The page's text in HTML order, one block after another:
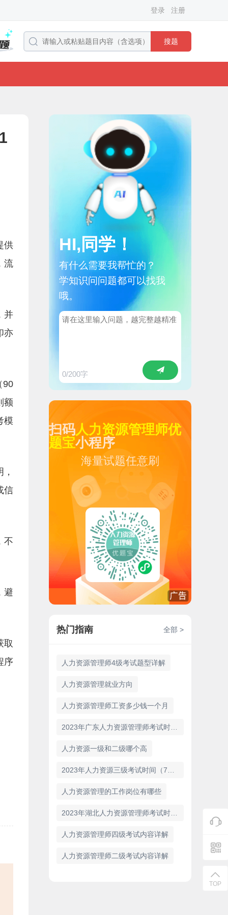
登录 注册
搜题
供
流
并
亦
90
额
模
信
不
避
取
序
HI,同学！
有什么需要我帮忙的？
学知识问问题都可以找我
哦。
0/200字
扫码人力资源管理师优
题宝小程序
海量试题任意刷
热门指南 全部 >
人力资源管理师4级考试题型详解
人力资源管理就业方向
人力资源管理师工资多少钱一个月
人力资源一级和二级哪个高
人力资源管理的工作岗位有哪些
人力资源管理师四级考试内容详解
人力资源管理师二级考试内容详解
TOP